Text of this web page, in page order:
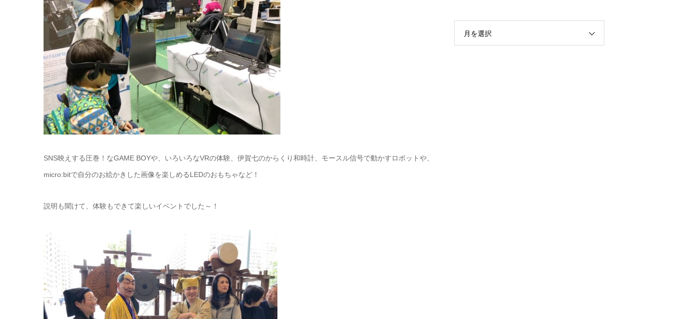
SNS映えする圧巻！なGAME BOYや、いろいろなVRの体験、伊賀七のからくり和時計、モースル信号で動かすロボットや、
micro:bitで自分のお絵かきした画像を楽しめるLEDのおもちゃなど！
説明も聞けて、体験もできて楽しいイベントでした～！
月を選択